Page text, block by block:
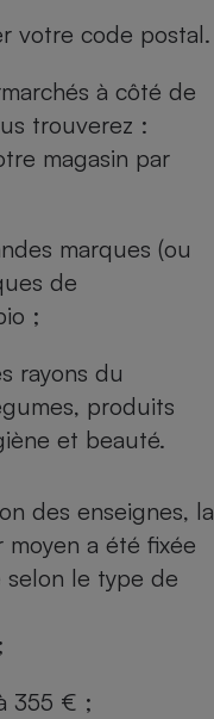
votre code postal.
à côté de
trouverez :
magasin par
marques (ou
de
;
rayons du
produits
et beauté.
des enseignes, la
a été fixée
selon le type de
355 € ;